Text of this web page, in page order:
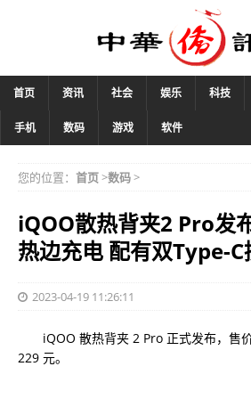
首页 资讯 社会 娱乐 科技
手机 数码 游戏 软件
您的位置： 首页>数码>
iQOO散热背夹2 Pro发
热边充电 配有双Type-C
2023-04-19 11:26:11
iQOO 散热背夹 2 Pro 正式发布，售
229 元。